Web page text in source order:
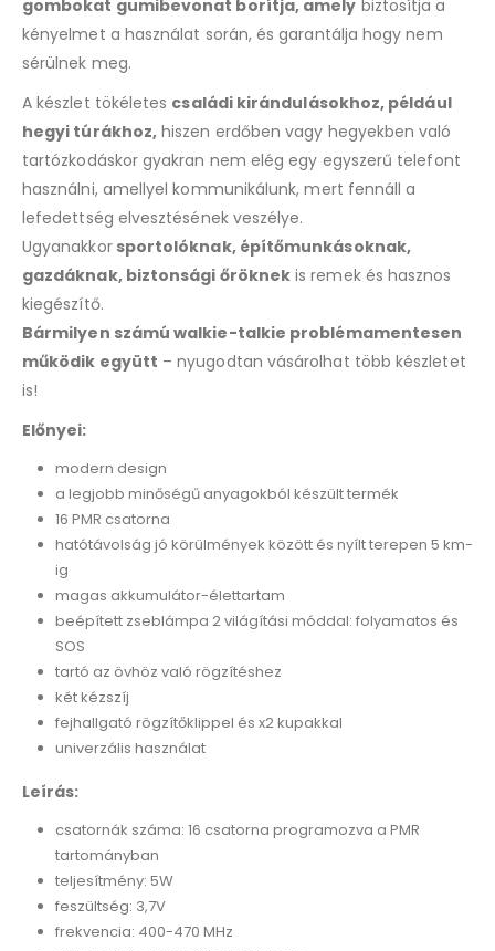
gombokat gumibevonat borítja, amely biztosítja a
kényelmet a használat során, és garantálja hogy nem
sérülnek meg.
A készlet tökéletes családi kirándulásokhoz, például
hegyi túrákhoz, hiszen erdőben vagy hegyekben való
tartózkodáskor gyakran nem elég egy egyszerű telefont
használni, amellyel kommunikálunk, mert fennáll a
lefedettség elvesztésének veszélye.
Ugyanakkorsportolóknak, építőmunkásoknak,
gazdáknak, biztonsági őröknek is remek és hasznos
kiegészítő.
Bármilyen számú walkie-talkie problémamentesen
működik együtt – nyugodtan vásárolhat több készletet
is!
Előnyei:
modern design
a legjobb minőségű anyagokból készült termék
16 PMR csatorna
hatótávolság jó körülmények között és nyílt terepen 5 km-
ig
magas akkumulátor-élettartam
beépített zseblámpa 2 világítási móddal: folyamatos és
SOS
tartó az övhöz való rögzítéshez
két kézszíj
fejhallgató rögzítőklippel és x2 kupakkal
univerzális használat
Leírás:
csatornák száma: 16 csatorna programozva a PMR
tartományban
teljesítmény: 5W
feszültség: 3,7V
frekvencia: 400-470 MHz